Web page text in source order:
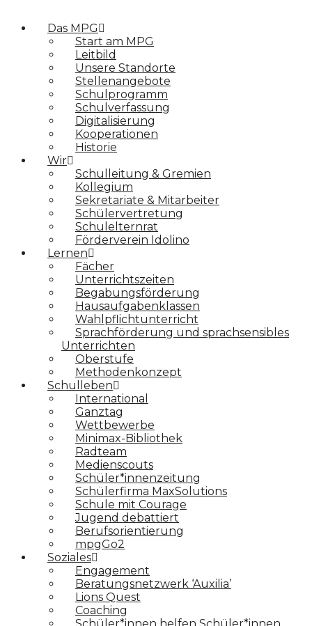
Das MPG
Start am MPG
Leitbild
Unsere Standorte
Stellenangebote
Schulprogramm
Schulverfassung
Digitalisierung
Kooperationen
Historie
Wir
Schulleitung & Gremien
Kollegium
Sekretariate & Mitarbeiter
Schülervertretung
Schulelternrat
Förderverein Idolino
Lernen
Fächer
Unterrichtszeiten
Begabungs­förderung
Hausaufgabenklassen
Wahlpflichtunterricht
Sprachförderung und sprachsensibles
Unterrichten
Oberstufe
Methodenkonzept
Schulleben
International
Ganztag
Wettbewerbe
Minimax-Bibliothek​
Radteam
Medienscouts
Schüler*innenzeitung
Schülerfirma MaxSolutions
Schule mit Courage
Jugend debattiert
Berufsorientierung
mpgGo2
Soziales
Engagement
Beratungsnetzwerk ‘Auxilia’
Lions Quest
Coaching
Schüler*innen helfen Schüler*innen